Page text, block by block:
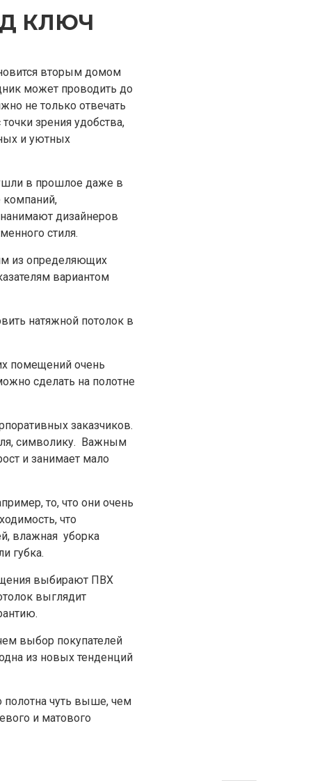
КЛЮЧ
вторым домом
может проводить до
не только отвечать
зрения удобства,
и уютных
в прошлое даже в
дизайнеров
стиля.
из определяющих
вариантом
натяжной потолок в
помещений очень
сделать на полотне
заказчиков.
символику. Важным
и занимает мало
то, что они очень
что
влажная уборка
губка.
выбирают ПВХ
выглядит
выбор покупателей
из новых тенденций
полотна чуть выше, чем
и матового